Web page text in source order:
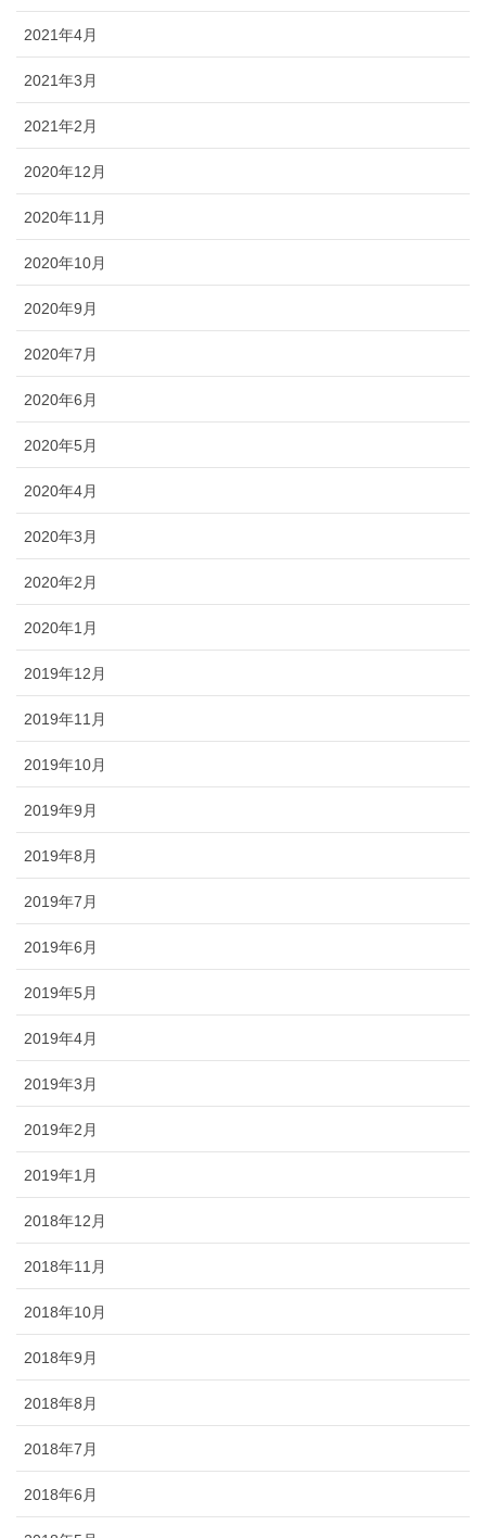
2021年4月
2021年3月
2021年2月
2020年12月
2020年11月
2020年10月
2020年9月
2020年7月
2020年6月
2020年5月
2020年4月
2020年3月
2020年2月
2020年1月
2019年12月
2019年11月
2019年10月
2019年9月
2019年8月
2019年7月
2019年6月
2019年5月
2019年4月
2019年3月
2019年2月
2019年1月
2018年12月
2018年11月
2018年10月
2018年9月
2018年8月
2018年7月
2018年6月